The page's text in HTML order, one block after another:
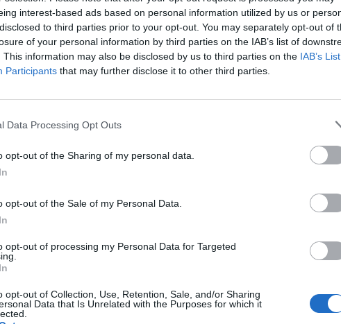
interest-based ads based on personal information utilized by us or
to third parties prior to your opt-out. You may separately opt-out of
of your personal information by third parties on the IAB’s list of
This information may also be disclosed by us to third parties on the IAB’s
Participants that may further disclose it to other third parties.
Data Processing Opt Outs
opt-out of the Sharing of my personal data.
opt-out of the Sale of my Personal Data.
opt-out of processing my Personal Data for Targeted
opt-out of Collection, Use, Retention, Sale, and/or Sharing
Data that Is Unrelated with the Purposes for which it